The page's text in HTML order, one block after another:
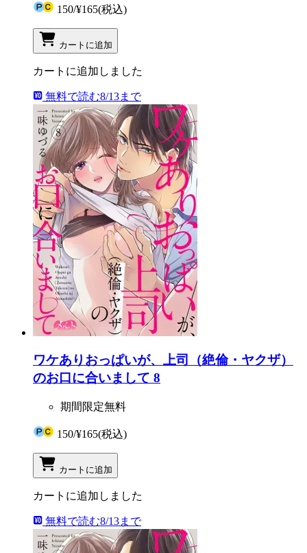
150/¥165(税込)
カートに追加
カートに追加しました
無料で読む8/13まで
ワケありおっぱいが、上司（絶倫・ヤクザ）
のお口に合いまして 8
期間限定無料
150/¥165(税込)
カートに追加
カートに追加しました
無料で読む8/13まで